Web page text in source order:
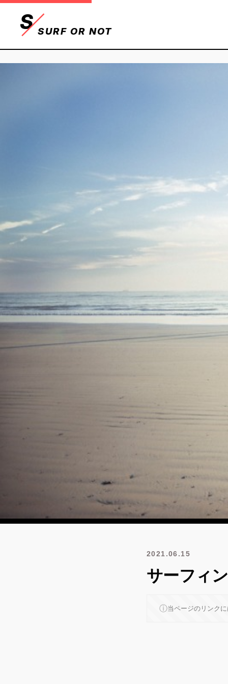
SURF OR NOT
S
2021.06.15
サーフィ
ⓘ当ページのリンク